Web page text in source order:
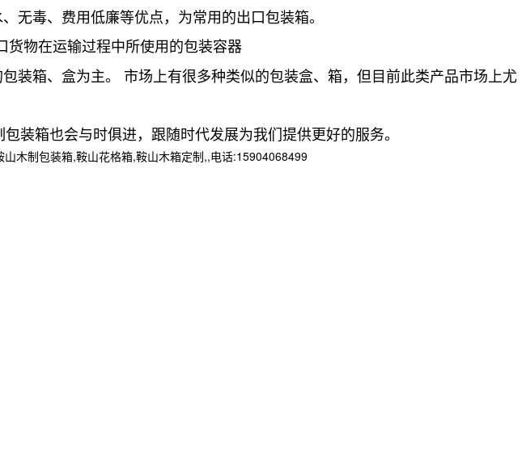
无毒、费用低廉等优点，为常用的出口包装箱。
货物在运输过程中所使用的包装容器
装箱、盒为主。 市场上有很多种类似的包装盒、箱，但目前此类产品市场上尤
装箱也会与时俱进，跟随时代发展为我们提供更好的服务。
木制包装箱,鞍山花格箱,鞍山木箱定制,,电话:15904068499